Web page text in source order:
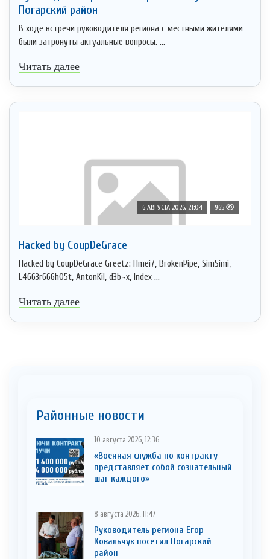
Погарский район
В ходе встречи руководителя региона с местными жителями
были затронуты актуальные вопросы. ...
Читать далее
6 АВГУСТА 2026, 21:04 965
Hacked by CoupDeGrace
Hacked by CoupDeGrace Greetz: Hmei7, BrokenPipe, SimSimi,
L4663r666h05t, AntonKil, d3b~x, Index ...
Читать далее
Районные новости
10 августа 2026, 12:36
«Военная служба по контракту
представляет собой сознательный
шаг каждого»
8 августа 2026, 11:47
Руководитель региона Егор
Ковальчук посетил Погарский
район